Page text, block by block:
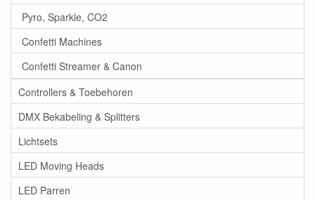
Pyro, Sparkle, CO2
Confetti Machines
Confetti Streamer & Canon
Controllers & Toebehoren
DMX Bekabeling & Splitters
Lichtsets
LED Moving Heads
LED Parren